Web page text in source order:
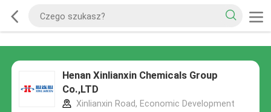
Henan Xinlianxin Chemicals Group
Co.,LTD
Xinlianxin Road, Economic Development